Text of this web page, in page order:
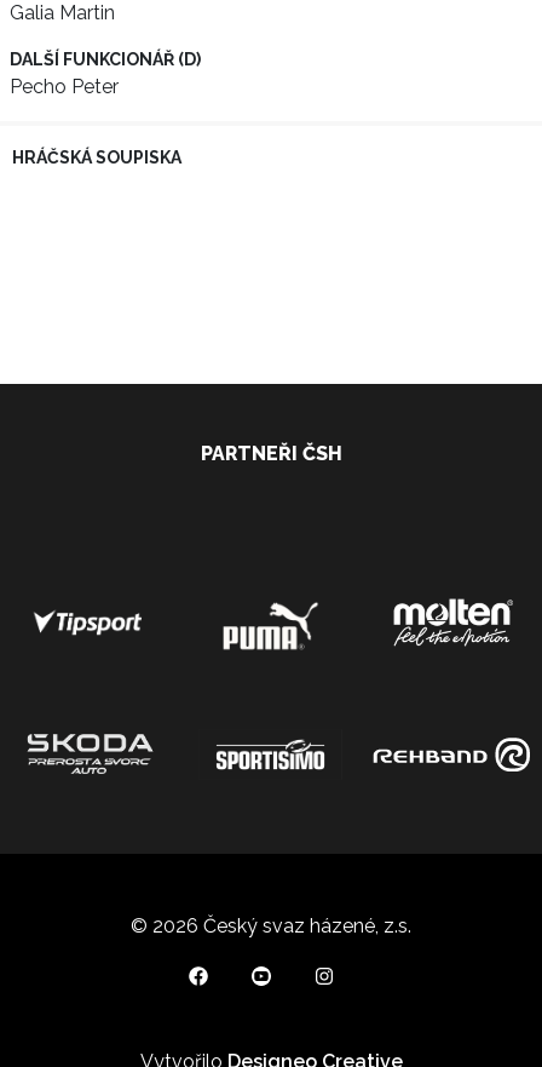
Galia Martin
DALŠÍ FUNKCIONÁŘ (D)
Pecho Peter
HRÁČSKÁ SOUPISKA
PARTNEŘI ČSH
© 2026 Český svaz házené, z.s.
Vytvořilo Designeo Creative